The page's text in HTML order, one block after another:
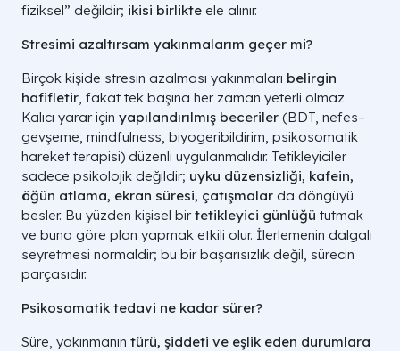
fiziksel” değildir; ikisi birlikte ele alınır.
Stresimi azaltırsam yakınmalarım geçer mi?
Birçok kişide stresin azalması yakınmaları belirgin
hafifletir, fakat tek başına her zaman yeterli olmaz.
Kalıcı yarar için yapılandırılmış beceriler (BDT, nefes–
gevşeme, mindfulness, biyogeribildirim, psikosomatik
hareket terapisi) düzenli uygulanmalıdır. Tetikleyiciler
sadece psikolojik değildir; uyku düzensizliği, kafein,
öğün atlama, ekran süresi, çatışmalar da döngüyü
besler. Bu yüzden kişisel birtetikleyici günlüğü tutmak
ve buna göre plan yapmak etkili olur. İlerlemenin dalgalı
seyretmesi normaldir; bu bir başarısızlık değil, sürecin
parçasıdır.
Psikosomatik tedavi ne kadar sürer?
Süre, yakınmanın türü, şiddeti ve eşlik eden durumlara